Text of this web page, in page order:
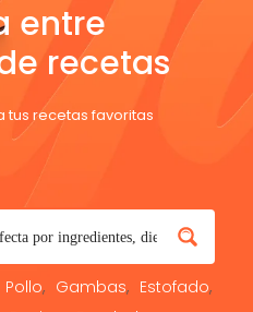
entre
recetas
tus recetas favoritas
Pollo Gambas
Estofado